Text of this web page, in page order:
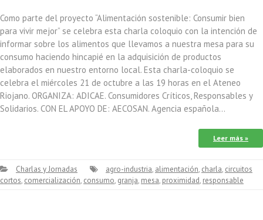
Como parte del proyecto “Alimentación sostenible: Consumir bien
para vivir mejor” se celebra esta charla coloquio con la intención de
informar sobre los alimentos que llevamos a nuestra mesa para su
consumo haciendo hincapié en la adquisición de productos
elaborados en nuestro entorno local. Esta charla-coloquio se
celebra el miércoles 21 de octubre a las 19 horas en el Ateneo
Riojano. ORGANIZA: ADICAE. Consumidores Críticos, Responsables y
Solidarios. CON EL APOYO DE: AECOSAN. Agencia española…
Leer más »
Charlas y Jornadas agro-industria, alimentación, charla, circuitos
cortos, comercialización, consumo, granja, mesa, proximidad, responsable